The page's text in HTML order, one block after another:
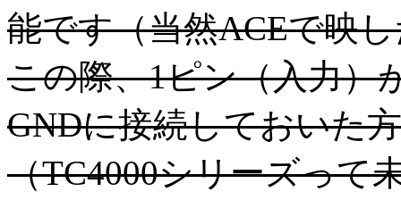
能です（当然ACEで映
この際、1ピン（入力）
GNDに接続しておいた
（TC4000シリーズって